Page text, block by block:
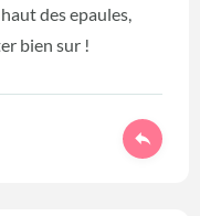
des epaules,
bien sur !